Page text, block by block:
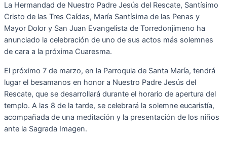
La Hermandad de Nuestro Padre Jesús del Rescate, Santísimo
Cristo de las Tres Caídas, María Santísima de las Penas y
Mayor Dolor y San Juan Evangelista de Torredonjimeno ha
anunciado la celebración de uno de sus actos más solemnes
de cara a la próxima Cuaresma.
El próximo 7 de marzo, en la Parroquia de Santa María, tendrá
lugar el besamanos en honor a Nuestro Padre Jesús del
Rescate, que se desarrollará durante el horario de apertura del
templo. A las 8 de la tarde, se celebrará la solemne eucaristía,
acompañada de una meditación y la presentación de los niños
ante la Sagrada Imagen.